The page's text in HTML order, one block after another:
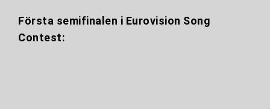
Första semifinalen i Eurovision Song
Contest: